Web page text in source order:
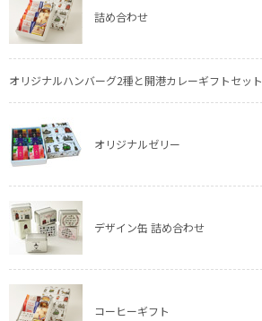
詰め合わせ
オリジナルハンバーグ2種と開港カレーギフトセット
オリジナルゼリー
デザイン缶 詰め合わせ
コーヒーギフト